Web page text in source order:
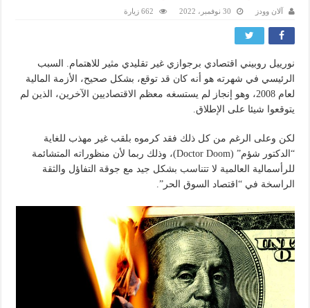
آلان وودز 30 نوفمبر، 2022 662 زيارة
نورييل روبيني اقتصادي برجوازي غير تقليدي مثير للاهتمام. السبب
الرئيسي في شهرته هو أنه كان قد توقع، بشكل صحيح، الأزمة المالية
لعام 2008، وهو إنجاز لم يستسغه معظم الاقتصاديين الآخرين، الذين لم
يتوقعوا شيئا على الإطلاق.
لكن وعلى الرغم من كل ذلك فقد كرموه بلقب غير مهذب للغاية
“الدكتور شؤم” (Doctor Doom)، وذلك ربما لأن منظوراته المتشائمة
للرأسمالية العالمية لا تتناسب بشكل جيد مع جوقة التفاؤل والثقة
الراسخة في “اقتصاد السوق الحر”.